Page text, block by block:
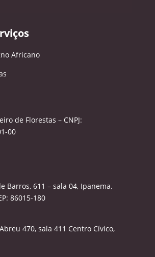
Africano
de Florestas – CNPJ:
00
Barros, 611 – sala 04, Ipanema.
86015-180
470, sala 411 Centro Cívico,